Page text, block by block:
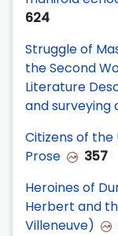
624
Struggle of
the Second
Literature
and surveying
Citizens of the
Prose
357
Heroines of
Herbert and
Villeneuve)